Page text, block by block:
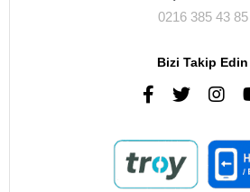
0216 385 43 85
Bizi Takip Edin